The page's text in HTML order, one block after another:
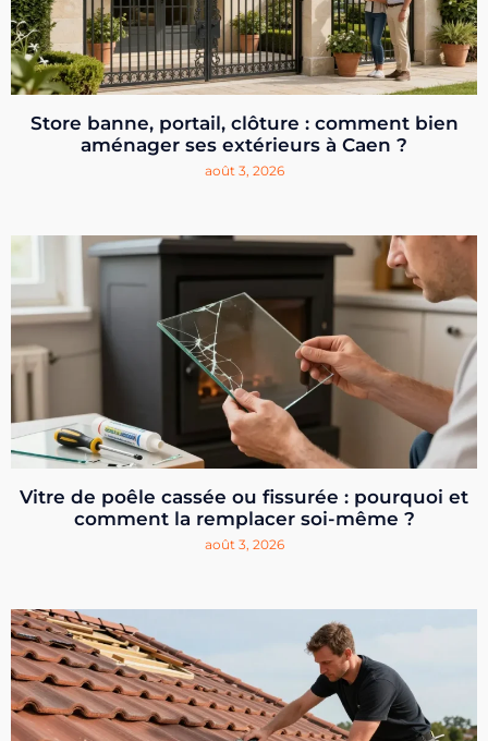
Store banne, portail, clôture : comment bien
aménager ses extérieurs à Caen ?
août 3, 2026
Vitre de poêle cassée ou fissurée : pourquoi et
comment la remplacer soi-même ?
août 3, 2026